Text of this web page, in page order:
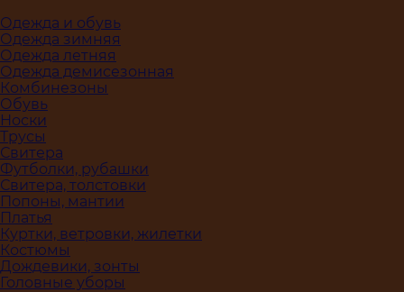
Одежда и обувь
Одежда зимняя
Одежда летняя
Одежда демисезонная
Комбинезоны
Обувь
Носки
Трусы
Свитера
Футболки, рубашки
Свитера, толстовки
Попоны, мантии
Платья
Куртки, ветровки, жилетки
Костюмы
Дождевики, зонты
Головные уборы